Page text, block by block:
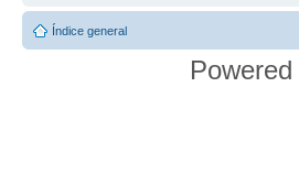
Índice general